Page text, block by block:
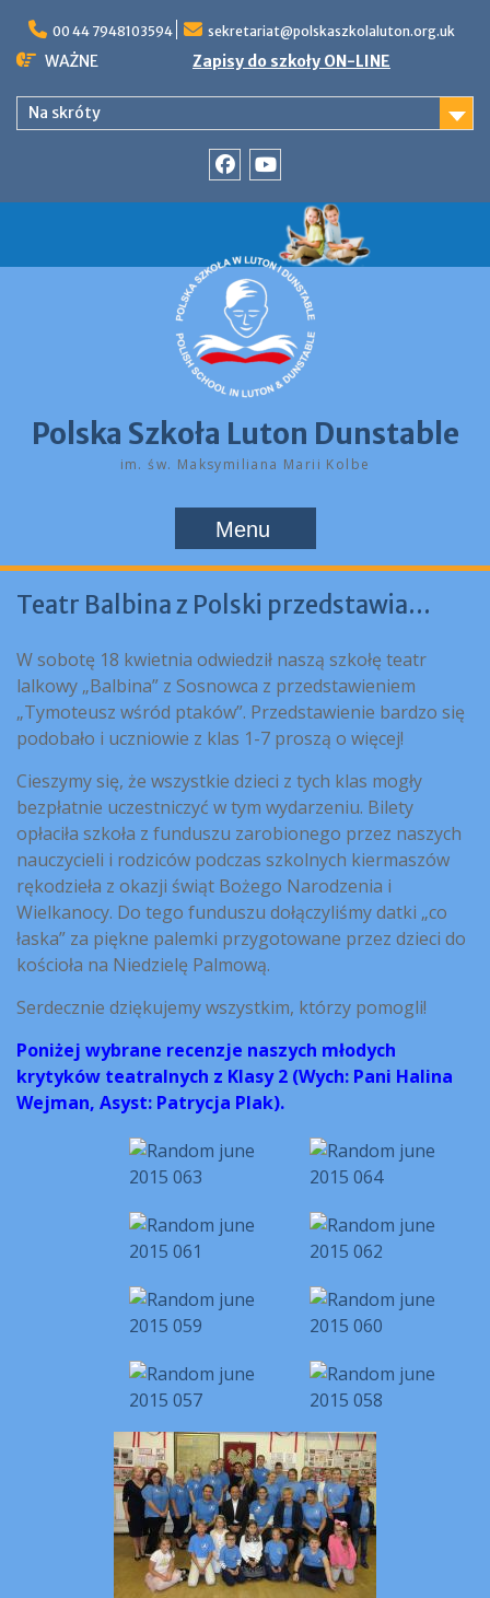
content
00 44 7948103594 sekretariat@polskaszkolaluton.org.uk
WAŻNE Zapisy do szkoły ON-LINE
Na skróty
Polska Szkoła Luton Dunstable
im. św. Maksymiliana Marii Kolbe
Menu
Teatr Balbina z Polski przedstawia…
W sobotę 18 kwietnia odwiedził naszą szkołę teatr
lalkowy „Balbina” z Sosnowca z przedstawieniem
„Tymoteusz wśród ptaków”. Przedstawienie bardzo się
podobało i uczniowie z klas 1-7 proszą o więcej!
Cieszymy się, że wszystkie dzieci z tych klas mogły
bezpłatnie uczestniczyć w tym wydarzeniu. Bilety
opłaciła szkoła z funduszu zarobionego przez naszych
nauczycieli i rodziców podczas szkolnych kiermaszów
rękodzieła z okazji świąt Bożego Narodzenia i
Wielkanocy. Do tego funduszu dołączyliśmy datki „co
łaska” za piękne palemki przygotowane przez dzieci do
kościoła na Niedzielę Palmową.
Serdecznie dziękujemy wszystkim, którzy pomogli!
Poniżej wybrane recenzje naszych młodych
krytyków teatralnych z Klasy 2 (Wych: Pani Halina
Wejman, Asyst: Patrycja Plak).